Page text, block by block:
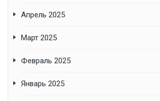
Апрель 2025
Март 2025
Февраль 2025
Январь 2025